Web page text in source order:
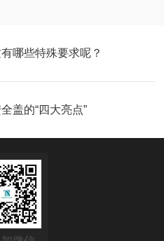
哪些特殊要求呢？
盖的“四大亮点”